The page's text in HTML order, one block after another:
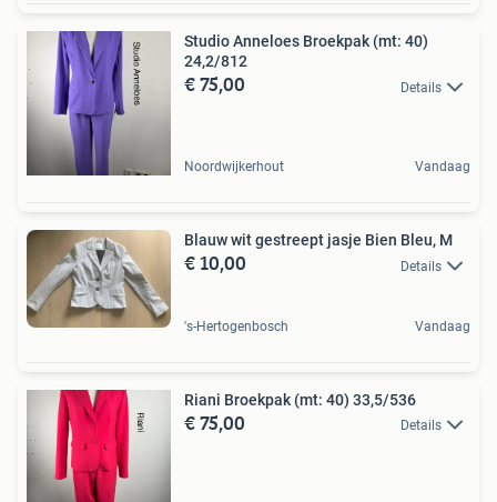
Studio Anneloes Broekpak (mt: 40)
24,2/812
€ 75,00 Details
Noordwijkerhout Vandaag
Blauw wit gestreept jasje Bien Bleu, M
€ 10,00 Details
's-Hertogenbosch Vandaag
Riani Broekpak (mt: 40) 33,5/536
€ 75,00 Details